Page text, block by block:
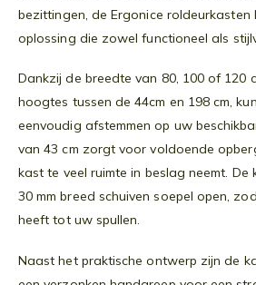
bezittingen, de Ergonice roldeurkasten
oplossing die zowel functioneel als
Dankzij de breedte van 80, 100 of 120
hoogtes tussen de 44cm en 198 cm,
eenvoudig afstemmen op uw
van 43 cm zorgt voor voldoende
kast te veel ruimte in beslag neemt. De
30 mm breed schuiven soepel open,
heeft tot uw spullen.
Naast het praktische ontwerp zijn de